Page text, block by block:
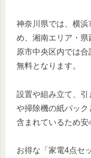
神奈川県では、横
め、湘南エリア・
原市中央区内では
無料となります。
設置や組み立て、
や掃除機の紙パッ
含まれているため安
お得な「家電4点セ